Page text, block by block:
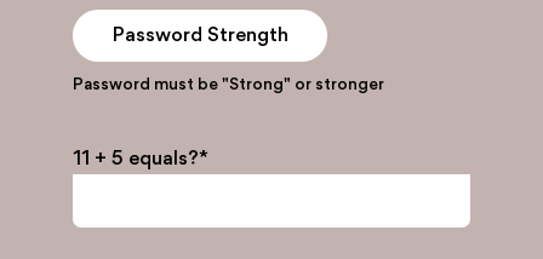
Password Strength
Password must be "Strong" or stronger
11 + 5 equals?*